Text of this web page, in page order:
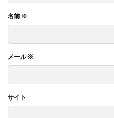
名前 ※
メール※
サイト